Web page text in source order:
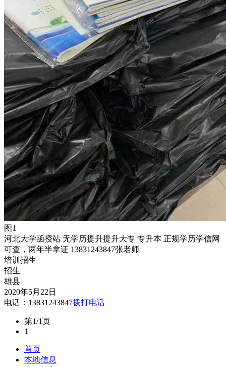
图1
河北大学函授站 无学历提升提升大专 专升本 正规学历学信网
可查，两年半拿证 13831243847张老师
培训招生
招生
雄县
2020年5月22日
电话：13831243847拨打电话
第1/1页
1
首页
本地信息